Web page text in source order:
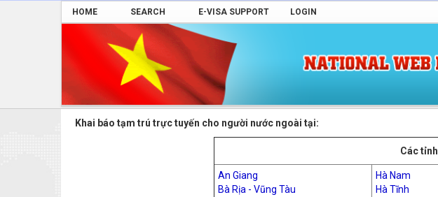
HOME SEARCH E-VISA SUPPORT LOGIN
Khai báo tạm trú trực tuyến cho người nước ngoài tại:
Các tỉnh
An Giang
Bà Rịa - Vũng Tàu
Hà Nam
Hà Tĩnh